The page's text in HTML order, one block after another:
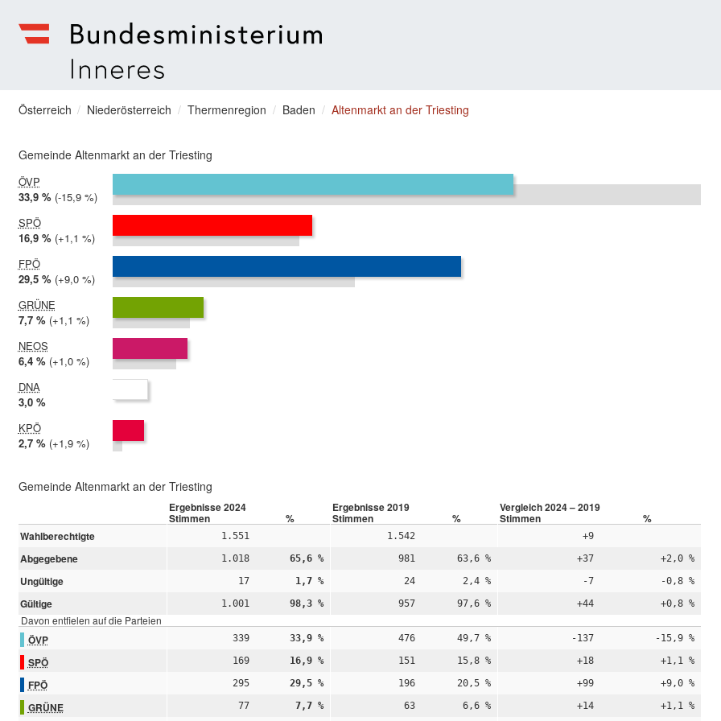
zum Menu springen
Sie befinden sich hier
Österreich Niederösterreich Thermenregion Baden Altenmarkt an der Triesting
Gemeinde Altenmarkt an der Triesting
ÖVP
2024:
33,9 %
2019:
49,7 %
Differenz:
-15,9 %
SPÖ
2024:
16,9 %
2019:
15,8 %
Differenz:
+1,1 %
FPÖ
2024:
29,5 %
2019:
20,5 %
Differenz:
+9,0 %
GRÜNE
2024:
7,7 %
2019:
6,6 %
Differenz:
+1,1 %
NEOS
2024:
6,4 %
2019:
5,4 %
Differenz:
+1,0 %
DNA
2024:
3,0 %
KPÖ
2024:
2,7 %
2019:
0,8 %
Differenz:
+1,9 %
Gemeinde Altenmarkt an der Triesting
Ergebnisse 2024 Ergebnisse 2019 Vergleich 2024 – 2019
Stimmen % Stimmen % Stimmen
%
Wahlberechtigte
1.551 1.542 +9
Abgegebene 1.018 65,6 % 981 63,6 % +37 +2,0 %
Ungültige 17 1,7 % 24 2,4 % -7 -0,8 %
Gültige 1.001 98,3 % 957 97,6 % +44 +0,8 %
Davon entfielen auf die Parteien
ÖVP 339 33,9 % 476 49,7 % -137 -15,9 %
SPÖ 169 16,9 % 151 15,8 % +18 +1,1 %
FPÖ 295 29,5 % 196 20,5 % +99 +9,0 %
GRÜNE 77 7,7 % 63 6,6 % +14 +1,1 %